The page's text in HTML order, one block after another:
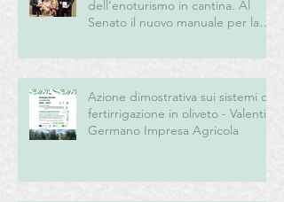
dell’enoturismo in cantina. Al
Senato il nuovo manuale per la
del vino italiano
Azione dimostrativa sui sistemi di
fertirrigazione in oliveto - Valentini
Germano Impresa Agricola